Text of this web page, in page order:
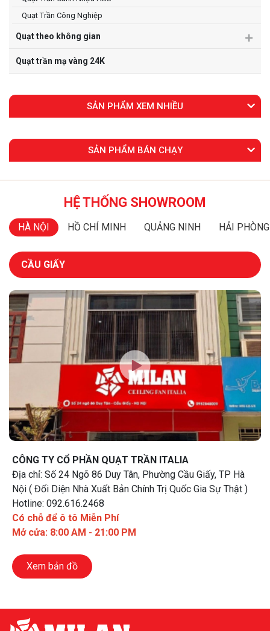
Quạt Trần Công Nghiệp
Quạt theo không gian
Quạt trần mạ vàng 24K
SẢN PHẨM XEM NHIỀU
SẢN PHẨM BÁN CHẠY
HỆ THỐNG SHOWROOM
HÀ NỘI HỒ CHÍ MINH QUẢNG NINH HẢI PHÒNG
CẦU GIẤY
CÔNG TY CỔ PHẦN QUẠT TRẦN ITALIA
Địa chỉ: Số 24 Ngõ 86 Duy Tân, Phường Cầu Giấy, TP Hà
Nội ( Đối Diện Nhà Xuất Bản Chính Trị Quốc Gia Sự Thật )
Hotline: 092.616.2468
Có chỗ để ô tô Miễn Phí
Mở cửa: 8:00 AM - 21:00 PM
Xem bản đồ